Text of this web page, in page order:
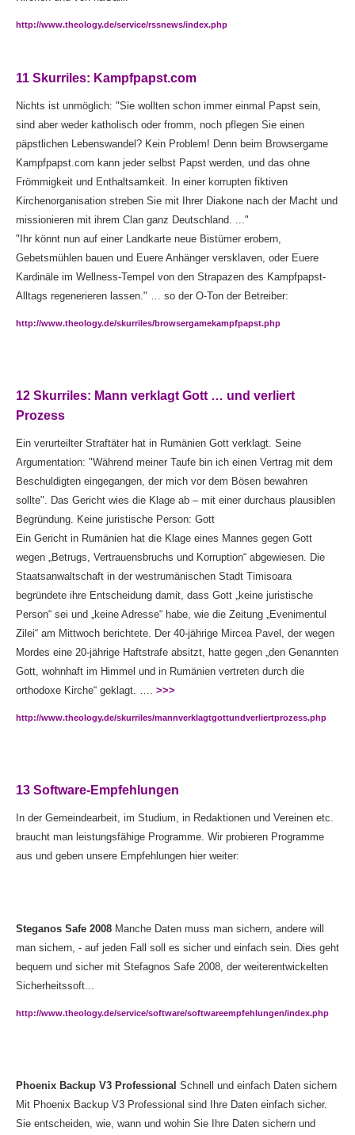
http://www.theology.de/service/rssnews/index.php
11 Skurriles: Kampfpapst.com
Nichts ist unmöglich: "Sie wollten schon immer einmal Papst sein,
sind aber weder katholisch oder fromm, noch pflegen Sie einen
päpstlichen Lebenswandel? Kein Problem! Denn beim Browsergame
Kampfpapst.com kann jeder selbst Papst werden, und das ohne
Frömmigkeit und Enthaltsamkeit. In einer korrupten fiktiven
Kirchenorganisation streben Sie mit Ihrer Diakone nach der Macht und
missionieren mit ihrem Clan ganz Deutschland. ..."
"Ihr könnt nun auf einer Landkarte neue Bistümer erobern,
Gebetsmühlen bauen und Euere Anhänger versklaven, oder Euere
Kardinäle im Wellness-Tempel von den Strapazen des Kampfpapst-
Alltags regenerieren lassen." … so der O-Ton der Betreiber:
http://www.theology.de/skurriles/browsergamekampfpapst.php
12 Skurriles: Mann verklagt Gott … und verliert
Prozess
Ein verurteilter Straftäter hat in Rumänien Gott verklagt. Seine
Argumentation: "Während meiner Taufe bin ich einen Vertrag mit dem
Beschuldigten eingegangen, der mich vor dem Bösen bewahren
sollte". Das Gericht wies die Klage ab – mit einer durchaus plausiblen
Begründung. Keine juristische Person: Gott
Ein Gericht in Rumänien hat die Klage eines Mannes gegen Gott
wegen „Betrugs, Vertrauensbruchs und Korruption“ abgewiesen. Die
Staatsanwaltschaft in der westrumänischen Stadt Timisoara
begründete ihre Entscheidung damit, dass Gott „keine juristische
Person“ sei und „keine Adresse“ habe, wie die Zeitung „Evenimentul
Zilei“ am Mittwoch berichtete. Der 40-jährige Mircea Pavel, der wegen
Mordes eine 20-jährige Haftstrafe absitzt, hatte gegen „den Genannten
Gott, wohnhaft im Himmel und in Rumänien vertreten durch die
orthodoxe Kirche“ geklagt. …. >>>
http://www.theology.de/skurriles/mannverklagtgottundverliertprozess.php
13 Software-Empfehlungen
In der Gemeindearbeit, im Studium, in Redaktionen und Vereinen etc.
braucht man leistungsfähige Programme. Wir probieren Programme
aus und geben unsere Empfehlungen hier weiter:
Steganos Safe 2008 Manche Daten muss man sichern, andere will
man sichern, - auf jeden Fall soll es sicher und einfach sein. Dies geht
bequem und sicher mit Stefagnos Safe 2008, der weiterentwickelten
Sicherheitssoft...
http://www.theology.de/service/software/softwareempfehlungen/index.php
Phoenix Backup V3 Professional Schnell und einfach Daten sichern
Mit Phoenix Backup V3 Professional sind Ihre Daten einfach sicher.
Sie entscheiden, wie, wann und wohin Sie Ihre Daten sichern und